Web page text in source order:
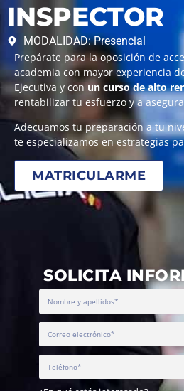
INSPECTOR
MODALIDAD: Presencial
Prepárate para la oposición de
academia con mayor experiencia
Ejecutiva y con un curso de alto
rentabilizar tu esfuerzo y a
Adecuamos tu preparación a tu
te especializamos en estrategias
MATRICULARME
SOLICITA